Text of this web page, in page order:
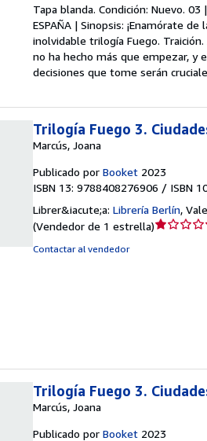
5
de
5
estrellas
Tapa blanda. Condición: Nuevo. 03
ESPAÑA | Sinopsis: ¡Enamórate
inolvidable trilogía Fuego.
no ha hecho más que empezar, y
decisiones que tome serán
Trilogía Fuego 3.
Marcús, Joana
Publicado por Booket 2023
ISBN 13: 9788408276906 / ISBN
Librer&iacute;a: Librería Berlín,
(Vendedor de 1 estrella)Calificación
Contactar al vendedor
Trilogía Fuego 3.
Marcús, Joana
Publicado por Booket 2023